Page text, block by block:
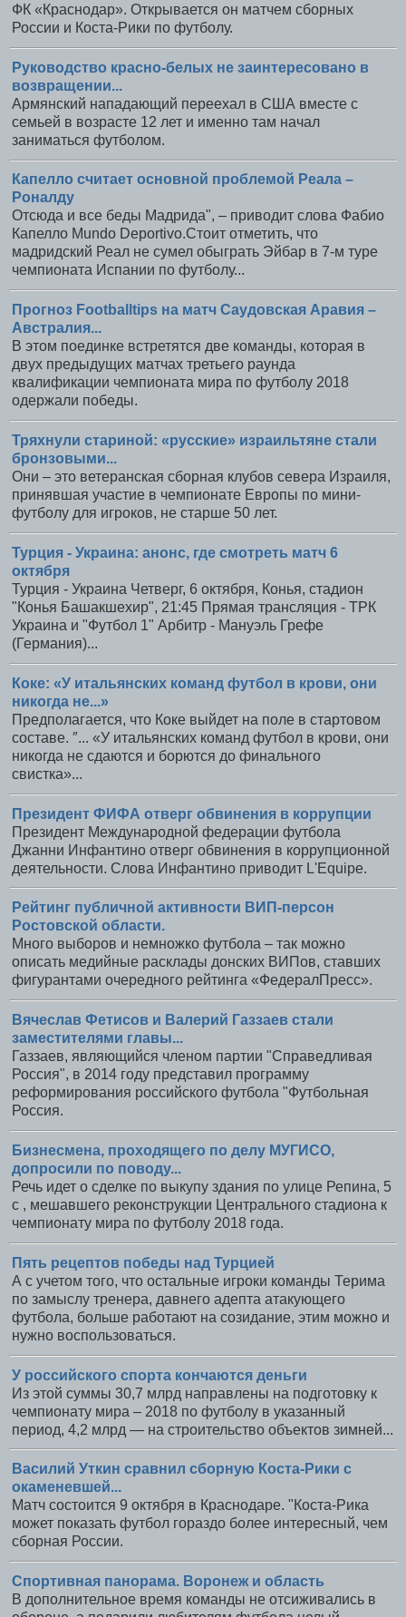
ФК «Краснодар». Открывается он матчем сборных
России и Коста-Рики по футболу.
Руководство красно-белых не заинтересовано в
возвращении...
Армянский нападающий переехал в США вместе с
семьей в возрасте 12 лет и именно там начал
заниматься футболом.
Капелло считает основной проблемой Реала –
Роналду
Отсюда и все беды Мадрида", – приводит слова Фабио
Капелло Mundo Deportivo.Стоит отметить, что
мадридский Реал не сумел обыграть Эйбар в 7-м туре
чемпионата Испании по футболу...
Прогноз Footballtips на матч Саудовская Аравия –
Австралия...
В этом поединке встретятся две команды, которая в
двух предыдущих матчах третьего раунда
квалификации чемпионата мира по футболу 2018
одержали победы.
Тряхнули стариной: «русские» израильтяне стали
бронзовыми...
Они – это ветеранская сборная клубов севера Израиля,
принявшая участие в чемпионате Европы по мини-
футболу для игроков, не старше 50 лет.
Турция - Украина: анонс, где смотреть матч 6
октября
Турция - Украина Четверг, 6 октября, Конья, cтадион
"Конья Башакшехир", 21:45 Прямая трансляция - ТРК
Украина и "Футбол 1" Арбитр - Мануэль Грефе
(Германия)...
Коке: «У итальянских команд футбол в крови, они
никогда не...»
Предполагается, что Коке выйдет на поле в стартовом
составе. ″... «У итальянских команд футбол в крови, они
никогда не сдаются и борются до финального
свистка»...
Президент ФИФА отверг обвинения в коррупции
Президент Международной федерации футбола
Джанни Инфантино отверг обвинения в коррупционной
деятельности. Слова Инфантино приводит L'Equipe.
Рейтинг публичной активности ВИП-персон
Ростовской области.
Много выборов и немножко футбола – так можно
описать медийные расклады донских ВИПов, ставших
фигурантами очередного рейтинга «ФедералПресс».
Вячеслав Фетисов и Валерий Газзаев стали
заместителями главы...
Газзаев, являющийся членом партии "Справедливая
Россия", в 2014 году представил программу
реформирования российского футбола "Футбольная
Россия.
Бизнесмена, проходящего по делу МУГИСО,
допросили по поводу...
Речь идет о сделке по выкупу здания по улице Репина, 5
с , мешавшего реконструкции Центрального стадиона к
чемпионату мира по футболу 2018 года.
Пять рецептов победы над Турцией
А с учетом того, что остальные игроки команды Терима
по замыслу тренера, давнего адепта атакующего
футбола, больше работают на созидание, этим можно и
нужно воспользоваться.
У российского спорта кончаются деньги
Из этой суммы 30,7 млрд направлены на подготовку к
чемпионату мира – 2018 по футболу в указанный
период, 4,2 млрд — на строительство объектов зимней...
Василий Уткин сравнил сборную Коста-Рики с
окаменевшей...
Матч состоится 9 октября в Краснодаре. "Коста-Рика
может показать футбол гораздо более интересный, чем
сборная России.
Спортивная панорама. Воронеж и область
В дополнительное время команды не отсиживались в